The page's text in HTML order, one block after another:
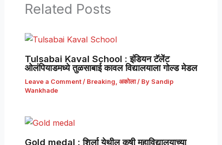
Related Posts
Tulsabai Kaval School : इंडियन टॅलेंट
ओलंपियाडमध्ये तुळसाबाई कावल विद्यालयाला गोल्ड मेडल
Leave a Comment / Breaking, अकोला/ By Sandip
Wankhade
Gold medal : शिर्ला येथील कृषी महाविद्यालयाच्या